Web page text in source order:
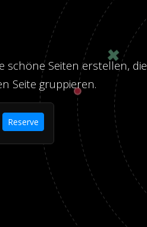
schöne Seiten erstellen, die
Seite gruppieren.
Reserve